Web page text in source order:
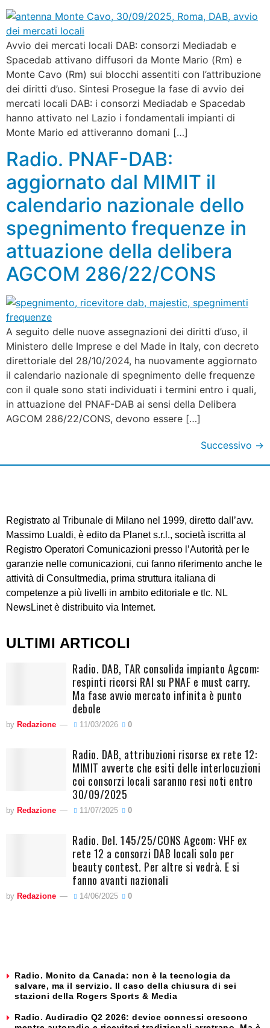
Avvio dei mercati locali DAB: consorzi Mediadab e
Spacedab attivano diffusori da Monte Mario (Rm) e
Monte Cavo (Rm) sui blocchi assentiti con l’attribuzione
dei diritti d’uso. Sintesi Prosegue la fase di avvio dei
mercati locali DAB: i consorzi Mediadab e Spacedab
hanno attivato nel Lazio i fondamentali impianti di
Monte Mario ed attiveranno domani […]
Radio. PNAF-DAB:
aggiornato dal MIMIT il
calendario nazionale dello
spegnimento frequenze in
attuazione della delibera
AGCOM 286/22/CONS
A seguito delle nuove assegnazioni dei diritti d’uso, il
Ministero delle Imprese e del Made in Italy, con decreto
direttoriale del 28/10/2024, ha nuovamente aggiornato
il calendario nazionale di spegnimento delle frequenze
con il quale sono stati individuati i termini entro i quali,
in attuazione del PNAF-DAB ai sensi della Delibera
AGCOM 286/22/CONS, devono essere […]
Successivo →
Registrato al Tribunale di Milano nel 1999, diretto dall’avv.
Massimo Lualdi, è edito da Planet s.r.l., società iscritta al
Registro Operatori Comunicazioni presso l’Autorità per le
garanzie nelle comunicazioni, cui fanno riferimento anche le
attività di Consultmedia, prima struttura italiana di
competenze a più livelli in ambito editoriale e tlc. NL
NewsLinet è distribuito via Internet.
ULTIMI ARTICOLI
Radio. DAB, TAR consolida impianto Agcom:
respinti ricorsi RAI su PNAF e must carry.
Ma fase avvio mercato infinita è punto
debole
by Redazione 11/03/2026 0
Radio. DAB, attribuzioni risorse ex rete 12:
MIMIT avverte che esiti delle interlocuzioni
coi consorzi locali saranno resi noti entro
30/09/2025
by Redazione 11/07/2025 0
Radio. Del. 145/25/CONS Agcom: VHF ex
rete 12 a consorzi DAB locali solo per
beauty contest. Per altre si vedrà. E si
fanno avanti nazionali
by Redazione 14/06/2025 0
Radio. Monito da Canada: non è la tecnologia da
salvare, ma il servizio. Il caso della chiusura di sei
stazioni della Rogers Sports & Media
Radio. Audiradio Q2 2026: device connessi crescono